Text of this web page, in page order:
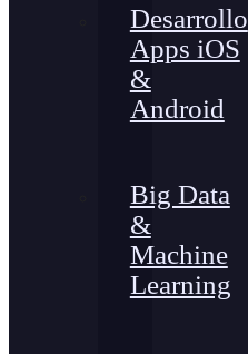
Desarrollo
Apps iOS
&
Android
Big Data
&
Machine
Learning